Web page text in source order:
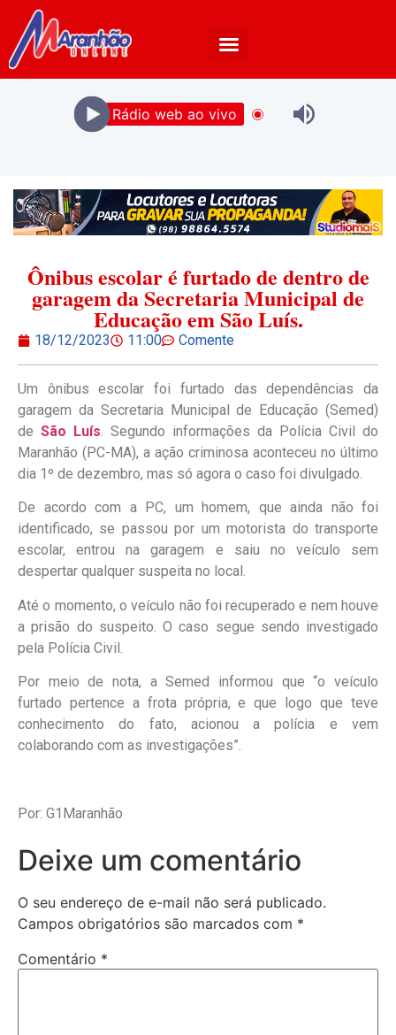
Rádio web ao vivo
Ônibus escolar é furtado de dentro de
garagem da Secretaria Municipal de
Educação em São Luís.
18/12/2023 11:00 Comente
Um ônibus escolar foi furtado das dependências da
garagem da Secretaria Municipal de Educação (Semed)
de São Luís. Segundo informações da Polícia Civil do
Maranhão (PC-MA), a ação criminosa aconteceu no último
dia 1º de dezembro, mas só agora o caso foi divulgado.
De acordo com a PC, um homem, que ainda não foi
identificado, se passou por um motorista do transporte
escolar, entrou na garagem e saiu no veículo sem
despertar qualquer suspeita no local.
Até o momento, o veículo não foi recuperado e nem houve
a prisão do suspeito. O caso segue sendo investigado
pela Polícia Civil.
Por meio de nota, a Semed informou que “o veículo
furtado pertence a frota própria, e que logo que teve
conhecimento do fato, acionou a polícia e vem
colaborando com as investigações”.
Por: G1Maranhão
Deixe um comentário
O seu endereço de e-mail não será publicado.
Campos obrigatórios são marcados com *
Comentário *